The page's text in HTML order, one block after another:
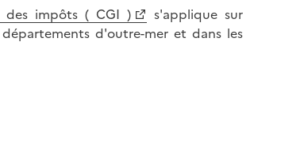
des impôts ( CGI )
s'applique sur
d'outre-mer et dans les